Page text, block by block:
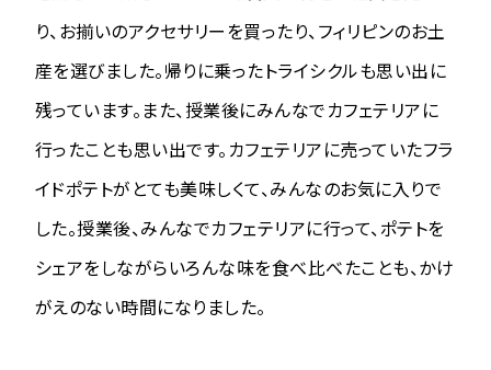
り、お揃いのアクセサリーを買ったり、フィリピンのお土
産を選びました。帰りに乗ったトライシクルも思い出に
残っています。また、授業後にみんなでカフェテリアに
行ったことも思い出です。カフェテリアに売っていたフラ
イドポテトがとても美味しくて、みんなのお気に入りで
した。授業後、みんなでカフェテリアに行って、ポテトを
シェアをしながらいろんな味を食べ比べたことも、かけ
がえのない時間になりました。